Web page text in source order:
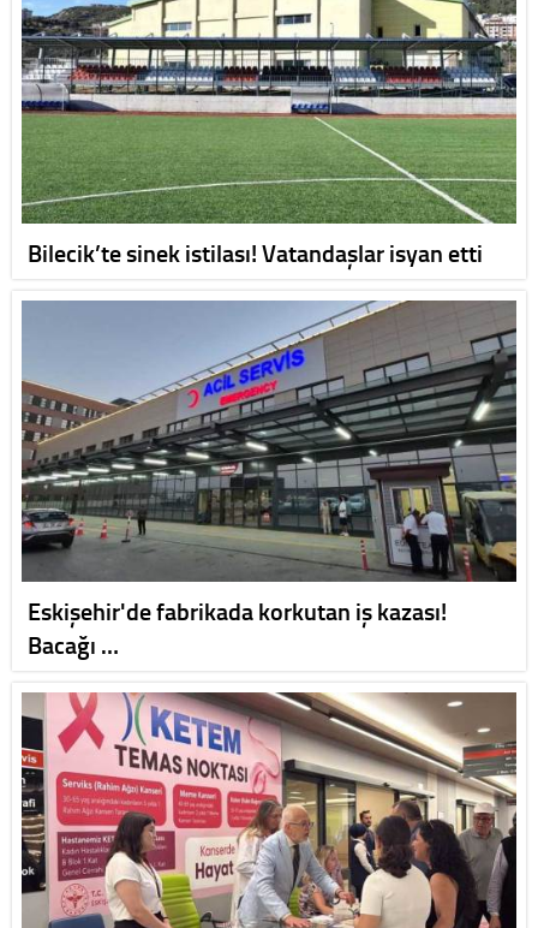
Bilecik’te sinek istilası! Vatandaşlar isyan etti
Eskişehir'de fabrikada korkutan iş kazası!
Bacağı …